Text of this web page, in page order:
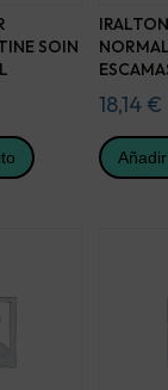
SOIN
18,14 €